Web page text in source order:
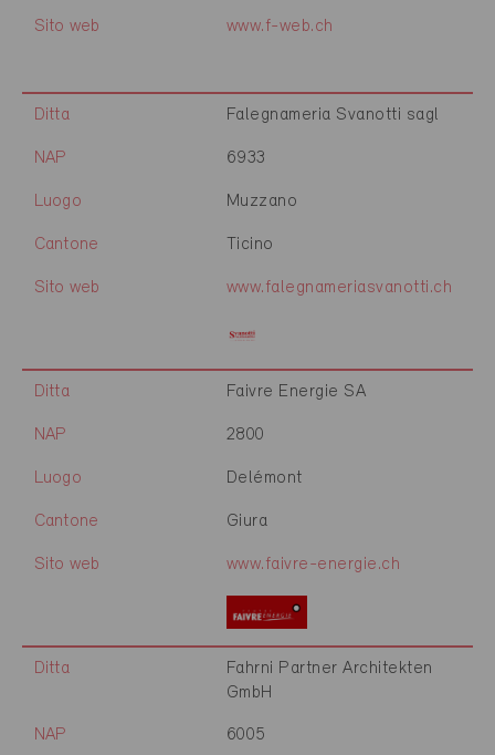
Sito web www.f-web.ch
Ditta Falegnameria Svanotti sagl
NAP 6933
Luogo Muzzano
Cantone Ticino
Sito web www.falegnameriasvanotti.ch
Ditta Faivre Energie SA
NAP 2800
Luogo Delémont
Cantone Giura
Sito web www.faivre-energie.ch
Ditta
Fahrni Partner Architekten
GmbH
NAP 6005